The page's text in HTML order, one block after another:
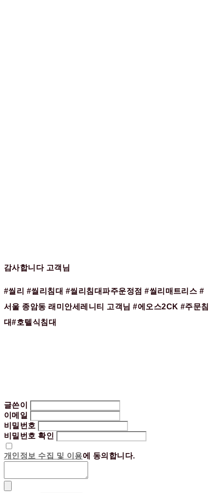
감사합니다 고객님
#씰리 #씰리침대 #씰리침대파주운정점 #씰리매트리스 #
서울 종암동 래미안세레니티 고객님 #에오스2CK #주문침
대#호텔식침대
글쓴이
이메일
비밀번호
비밀번호 확인
개인정보 수집 및 이용에 동의합니다.